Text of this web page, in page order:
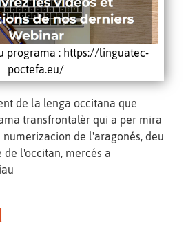
programa : https://linguatec-
poctefa.eu/
de la lenga occitana que
transfrontalèr qui a per mira
de l'aragonés, deu
de l'occitan, mercés a